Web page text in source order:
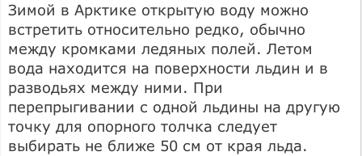
Зимой в Арктике открытую воду можно
встретить относительно редко, обычно
между кромками ледяных полей. Летом
вода находится на поверхности льдин и в
разводьях между ними. При
перепрыгивании с одной льдины на другую
точку для опорного толчка следует
выбирать не ближе 50 см от края льда.